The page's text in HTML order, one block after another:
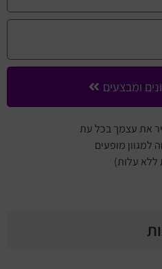
ומבצעים
את עצמך בכל עת
ללא עלות)